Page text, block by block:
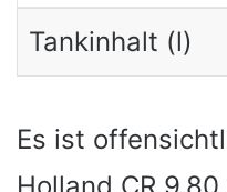
Tankinhalt (l)
Es ist